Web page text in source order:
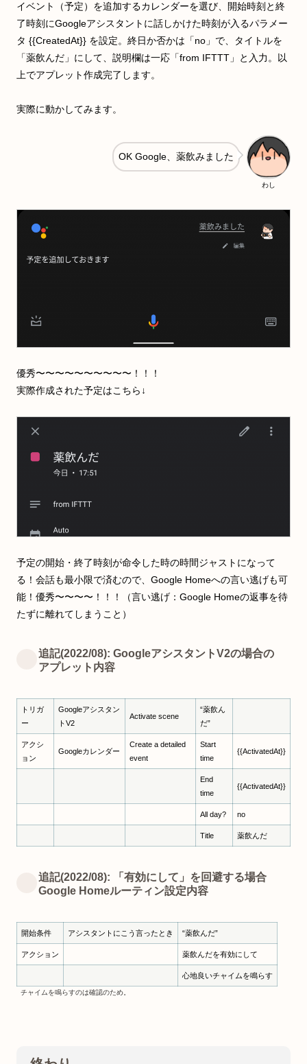
イベント（予定）を追加するカレンダーを選び、開始時刻と終
了時刻にGoogleアシスタントに話しかけた時刻が入るパラメー
タ {{CreatedAt}} を設定。終日か否かは「no」で、タイトルを
「薬飲んだ」にして、説明欄は一応「from IFTTT」と入力。以
上でアプレット作成完了します。
実際に動かしてみます。
わし
OK Google、薬飲みました
優秀〜〜〜〜〜〜〜〜〜〜！！！
実際作成された予定はこちら↓
予定の開始・終了時刻が命令した時の時間ジャストになって
る！会話も最小限で済むので、Google Homeへの言い逃げも可
能！優秀〜〜〜〜！！！（言い逃げ：Google Homeの返事を待
たずに離れてしまうこと）
追記(2022/08): GoogleアシスタントV2の場合の
アプレット内容
トリガ
ー
Googleアシスタン
トV2
Activate scene
“薬飲ん
だ”
アクシ
ョン
Googleカレンダー
Create a detailed
event
Start
time
{{ActivatedAt}}
End
time
{{ActivatedAt}}
All day? no
Title 薬飲んだ
追記(2022/08): 「有効にして」を回避する場合
Google Homeルーティン設定内容
開始条件 アシスタントにこう言ったとき “薬飲んだ”
アクション 薬飲んだを有効にして
心地良いチャイムを鳴らす
チャイムを鳴らすのは確認のため。